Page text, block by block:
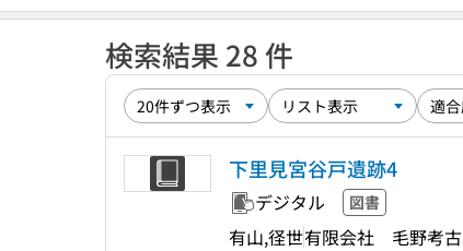
検索結果 28 件
下里見宮谷戸遺跡4
デジタル 図書
有山,径世有限会社 毛野考